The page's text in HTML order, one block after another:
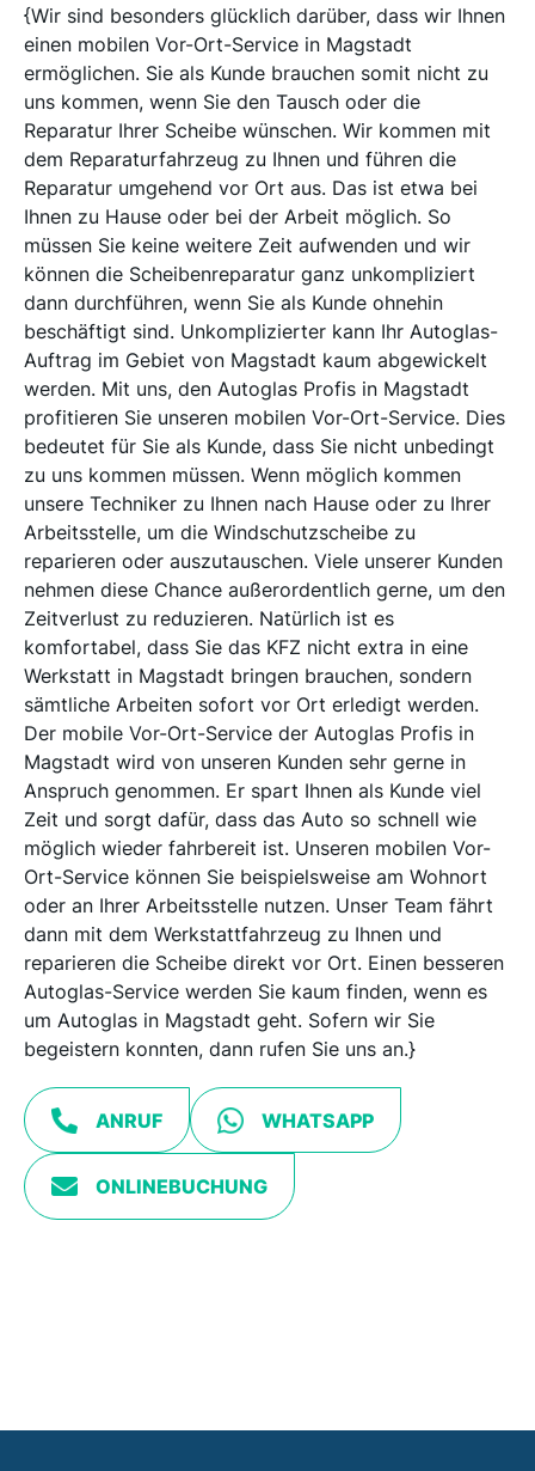
{Wir sind besonders glücklich darüber, dass wir Ihnen
einen mobilen Vor-Ort-Service in Magstadt
ermöglichen. Sie als Kunde brauchen somit nicht zu
uns kommen, wenn Sie den Tausch oder die
Reparatur Ihrer Scheibe wünschen. Wir kommen mit
dem Reparaturfahrzeug zu Ihnen und führen die
Reparatur umgehend vor Ort aus. Das ist etwa bei
Ihnen zu Hause oder bei der Arbeit möglich. So
müssen Sie keine weitere Zeit aufwenden und wir
können die Scheibenreparatur ganz unkompliziert
dann durchführen, wenn Sie als Kunde ohnehin
beschäftigt sind. Unkomplizierter kann Ihr Autoglas-
Auftrag im Gebiet von Magstadt kaum abgewickelt
werden. Mit uns, den Autoglas Profis in Magstadt
profitieren Sie unseren mobilen Vor-Ort-Service. Dies
bedeutet für Sie als Kunde, dass Sie nicht unbedingt
zu uns kommen müssen. Wenn möglich kommen
unsere Techniker zu Ihnen nach Hause oder zu Ihrer
Arbeitsstelle, um die Windschutzscheibe zu
reparieren oder auszutauschen. Viele unserer Kunden
nehmen diese Chance außerordentlich gerne, um den
Zeitverlust zu reduzieren. Natürlich ist es
komfortabel, dass Sie das KFZ nicht extra in eine
Werkstatt in Magstadt bringen brauchen, sondern
sämtliche Arbeiten sofort vor Ort erledigt werden.
Der mobile Vor-Ort-Service der Autoglas Profis in
Magstadt wird von unseren Kunden sehr gerne in
Anspruch genommen. Er spart Ihnen als Kunde viel
Zeit und sorgt dafür, dass das Auto so schnell wie
möglich wieder fahrbereit ist. Unseren mobilen Vor-
Ort-Service können Sie beispielsweise am Wohnort
oder an Ihrer Arbeitsstelle nutzen. Unser Team fährt
dann mit dem Werkstattfahrzeug zu Ihnen und
reparieren die Scheibe direkt vor Ort. Einen besseren
Autoglas-Service werden Sie kaum finden, wenn es
um Autoglas in Magstadt geht. Sofern wir Sie
begeistern konnten, dann rufen Sie uns an.}
ANRUF WHATSAPP
ONLINEBUCHUNG